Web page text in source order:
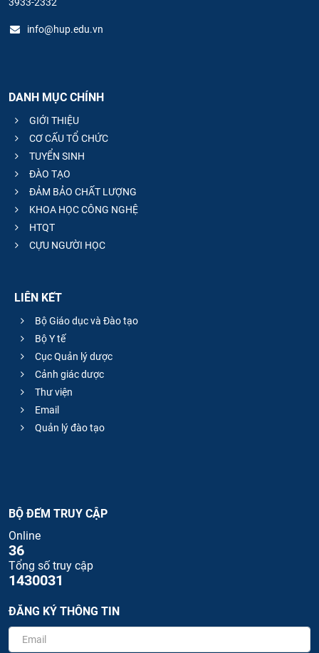
info@hup.edu.vn
DANH MỤC CHÍNH
GIỚI THIỆU
CƠ CẤU TỔ CHỨC
TUYỂN SINH
ĐÀO TẠO
ĐẢM BẢO CHẤT LƯỢNG
KHOA HỌC CÔNG NGHỆ
HTQT
CỰU NGƯỜI HỌC
LIÊN KẾT
Bộ Giáo dục và Đào tạo
Bộ Y tế
Cục Quản lý dược
Cảnh giác dược
Thư viện
Email
Quản lý đào tạo
BỘ ĐẾM TRUY CẬP
Online
36
Tổng số truy cập
1430031
ĐĂNG KÝ THÔNG TIN